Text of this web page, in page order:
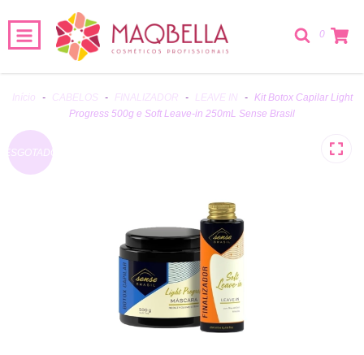
0
Início - CABELOS - FINALIZADOR - LEAVE IN -
Kit Botox Capilar Light
Progress 500g e Soft Leave-in 250mL Sense Brasil
ESGOTADO